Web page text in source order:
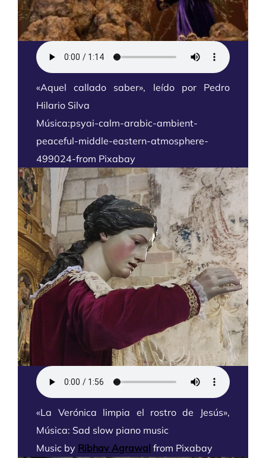
«Aquel callado saber», leído por Pedro
Hilario Silva
Música:psyai-calm-arabic-ambient-
peaceful-middle-eastern-atmosphere-
499024-from Pixabay
«La Verónica limpia el rostro de Jesús»,
Música: Sad slow piano music
Music by Ribhav Agrawal from Pixabay